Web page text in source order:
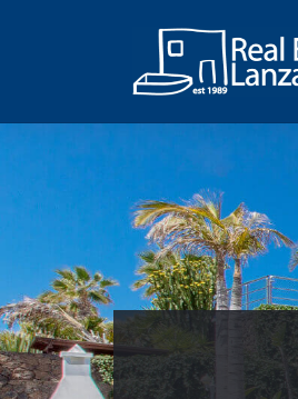
Zum Inhalt gehen